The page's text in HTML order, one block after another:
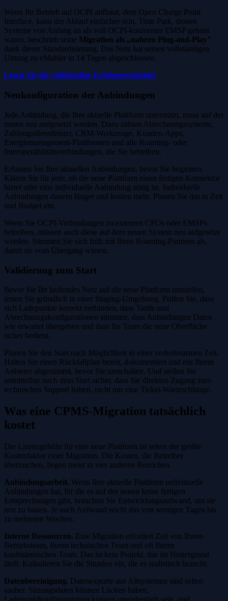
Wenn Ihr Betrieb auf OCPI aufbaut, dem Open Charge Point
Interface, kann der Ablauf einfacher sein. Time Park, dessen
Systeme von Anfang an als voll OCPI-konformer EMSP gebaut
waren, beschrieb seine Migration als „nahezu Plug-and-Play"
dank dieser Standardisierung. Das Netz hat seinen vollständigen
Umzug zu eMabler in 14 Tagen abgeschlossen.
Lesen Sie die vollständige Erfolgsgeschichte!
Neukonfiguration der Anbindungen
Jede Anbindung, die Ihre aktuelle Plattform unterstützt, muss auf der
neuen neu aufgesetzt werden. Dazu zählen Abrechnungssysteme,
Zahlungsdienstleister, CRM-Werkzeuge, Kunden-Apps,
Energiemanagement-Plattformen und alle Roaming- oder
Interoperabilitätsverbindungen, die Sie betreiben.
Erfassen Sie Ihre aktuellen Anbindungen, bevor Sie beginnen.
Klären Sie für jede, ob die neue Plattform einen fertigen Konnektor
bietet oder eine individuelle Anbindung nötig ist. Individuelle
Anbindungen dauern länger und kosten mehr. Planen Sie das in Zeit
und Budget ein.
Wenn Sie OCPI-Verbindungen zu externen CPOs oder EMSPs
betreiben, müssen auch diese auf dem neuen System neu aufgesetzt
werden. Stimmen Sie sich früh mit Ihren Roaming-Partnern ab,
damit sie vom Übergang wissen.
Validierung zum Start
Bevor Sie Ihr laufendes Netz auf die neue Plattform umstellen,
testen Sie gründlich in einer Staging-Umgebung. Prüfen Sie, dass
sich Ladepunkte korrekt verbinden, dass Tarife und
Abrechnungskonfigurationen stimmen, dass Anbindungen Daten
wie erwartet übergeben und dass Ihr Team die neue Oberfläche
sicher bedient.
Planen Sie den Start nach Möglichkeit in einer verkehrsarmen Zeit.
Halten Sie einen Rückfallplan bereit, dokumentiert und mit Ihrem
Anbieter abgestimmt, bevor Sie umschalten. Und stellen Sie
unmittelbar nach dem Start sicher, dass Sie direkten Zugang zum
technischen Support haben, nicht nur eine Ticket-Warteschlange.
Was eine CPMS-Migration tatsächlich
kostet
Die Lizenzgebühr für eine neue Plattform ist selten der größte
Kostenfaktor einer Migration. Die Kosten, die Betreiber
überraschen, liegen meist in vier anderen Bereichen.
Anbindungsarbeit. Wenn Ihre aktuelle Plattform individuelle
Anbindungen hat, für die es auf der neuen keine fertigen
Entsprechungen gibt, brauchen Sie Entwicklungsaufwand, um sie
neu zu bauen. Je nach Aufwand reicht das von wenigen Tagen bis
zu mehreren Wochen.
Interne Ressourcen. Eine Migration erfordert Zeit von Ihrem
Betriebsteam, Ihrem technischen Team und oft Ihrem
kaufmännischen Team. Das ist kein Projekt, das im Hintergrund
läuft. Kalkulieren Sie die Stunden ein, die es realistisch braucht.
Datenbereinigung. Datenexporte aus Altsystemen sind selten
sauber. Sitzungsdaten können Lücken haben,
Ladepunktkonfigurationen können uneinheitlich sein, und